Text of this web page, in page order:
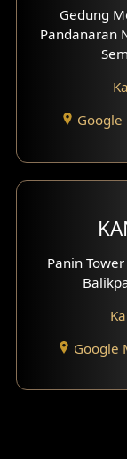
Desain
Desain
Desain
Desain
Desain
Fasad
Gedung
Pandanaran
Google
Panin
Google